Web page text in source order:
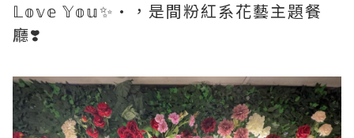
𝕃𝕠𝕧𝕖 𝕐𝕠𝕦✨•，是間粉紅系花藝主題餐
廳❣️